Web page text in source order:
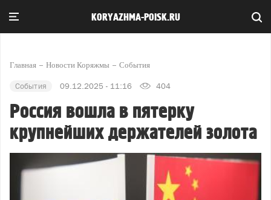
KORYAZHMA-POISK.RU
Главная Новости Коряжмы События
События 09.12.2025 - 11:16 404
Россия вошла в пятерку
крупнейших держателей золота